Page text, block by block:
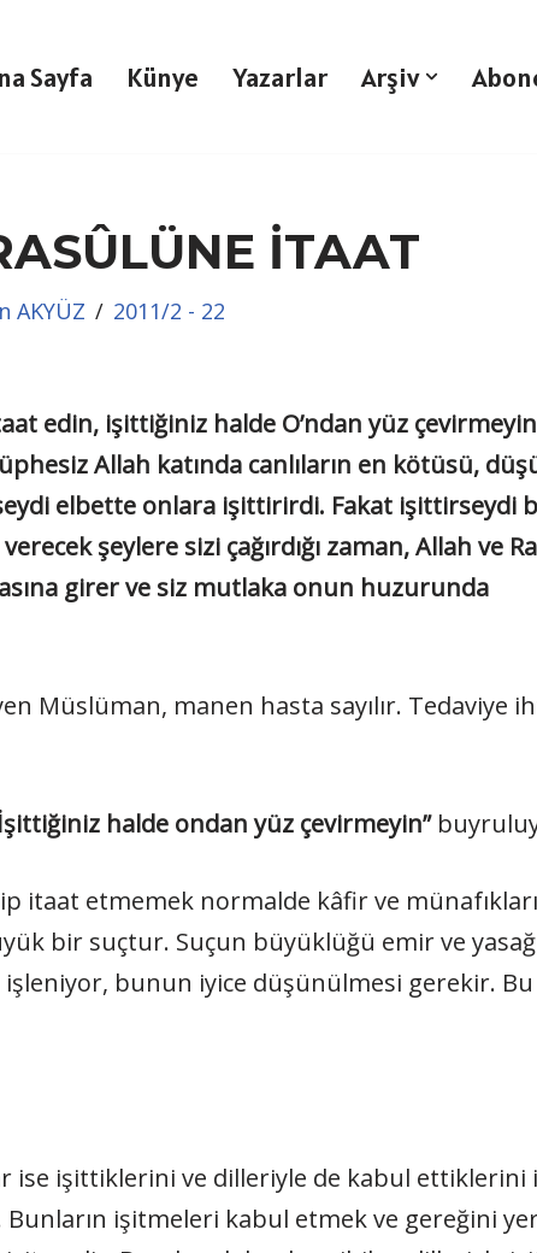
Sayfa Künye Yazarlar Arşiv
İTAAT
AKYÜZ 2011/2 - 22
işittiğiniz halde O’ndan yüz
Allah katında canlıların en kötüsü,
elbette onlara işittirirdi. Fakat işittirseydi
şeylere sizi çağırdığı zaman, Allah ve
girer ve siz mutlaka onun huzurunda
Müslüman, manen hasta sayılır. Tedaviye
halde ondan yüz çevirmeyin”
itaat etmemek normalde kâfir ve
bir suçtur. Suçun büyüklüğü emir ve
bunun iyice düşünülmesi gerekir.
ise işittiklerini ve dilleriyle de kabul ettiklerini
işitmeleri kabul etmek ve gereğini